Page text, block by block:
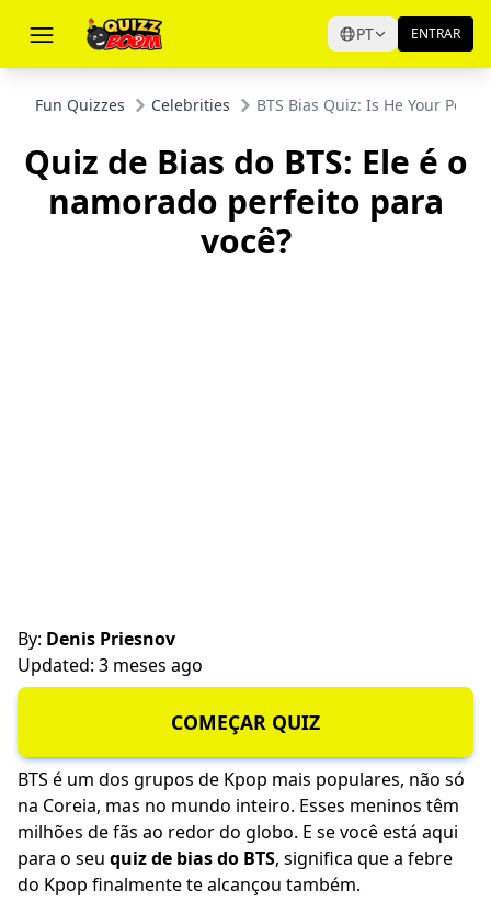
PT ENTRAR
Fun Quizzes Celebrities BTS Bias Quiz: Is He Your
Quiz de Bias do BTS: Ele é o
namorado perfeito para
você?
By: Denis Priesnov
Updated: 3 meses ago
COMEÇAR QUIZ
BTS é um dos grupos de Kpop mais populares, não só
na Coreia, mas no mundo inteiro. Esses meninos têm
milhões de fãs ao redor do globo. E se você está aqui
para o seu quiz de bias do BTS, significa que a febre
do Kpop finalmente te alcançou também.